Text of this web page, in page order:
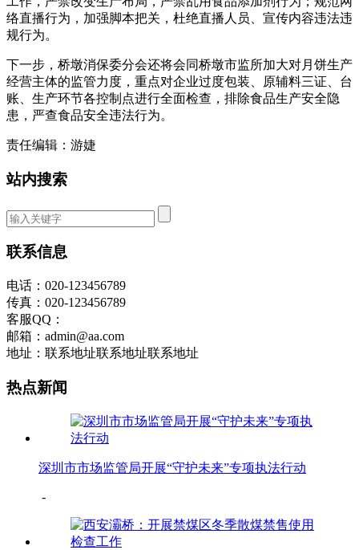
络直播行为，加强脚本把关，杜绝直播人员、宣传内容违法违
规行为。
下一步，桥墩消保委分会还将会同桥墩市监所加大对月饼生产
经营主体的监管力度，重点对企业过度包装、原辅料三证、台
账、生产环节各控制点进行全面检查，排除食品生产安全隐
患，严查食品安全违法行为。
责任编辑：游婕
站内搜索
联系信息
电话：020-123456789
传真：020-123456789
客服QQ：
邮箱：admin@aa.com
地址：联系地址联系地址联系地址
热点新闻
深圳市市场监管局开展“守护未来”专项执法行动
-